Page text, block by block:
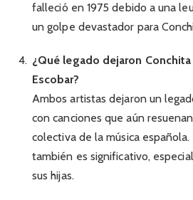
falleció en 1975 debido a una
un golpe devastador para
¿Qué legado dejaron
Escobar?
Ambos artistas dejaron un
con canciones que aún
colectiva de la música
también es significativo,
sus hijas.